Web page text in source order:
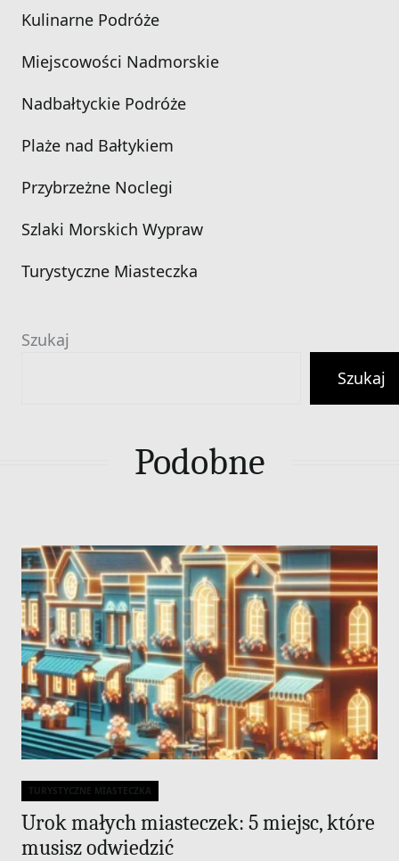
Kulinarne Podróże
Miejscowości Nadmorskie
Nadbałtyckie Podróże
Plaże nad Bałtykiem
Przybrzeżne Noclegi
Szlaki Morskich Wypraw
Turystyczne Miasteczka
Szukaj
Szukaj
Podobne
Categories
TURYSTYCZNE MIASTECZKA
Urok małych miasteczek: 5 miejsc, które
musisz odwiedzić